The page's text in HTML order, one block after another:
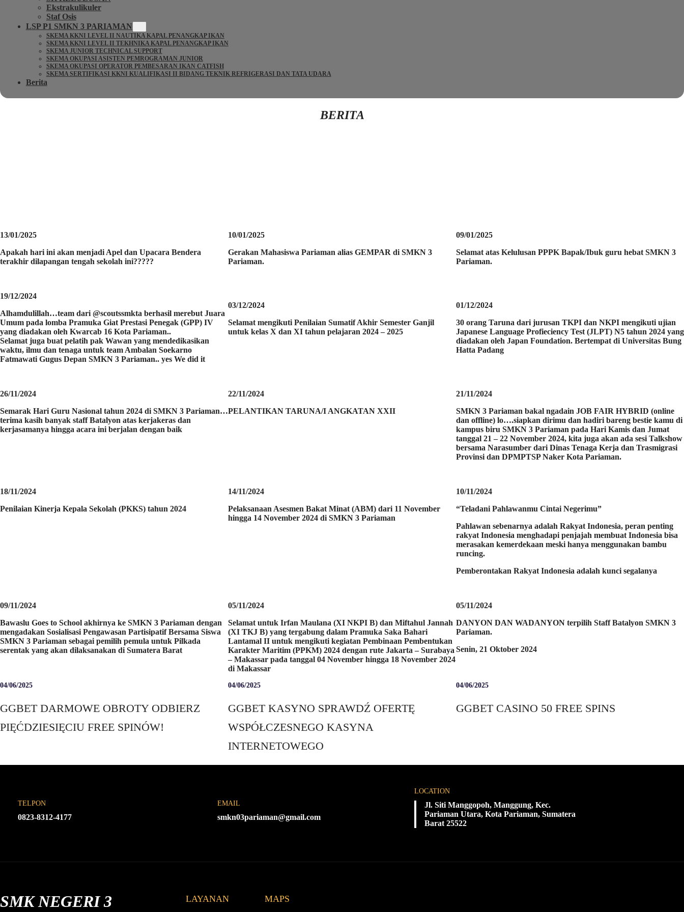
Ekstrakulikuler
Staf Osis
LSP P1 SMKN 3 PARIAMAN
SKEMA KKNI LEVEL II NAUTIKA KAPAL PENANGKAP IKAN
SKEMA KKNI LEVEL II TEKHNIKA KAPAL PENANGKAP IKAN
SKEMA JUNIOR TECHNICAL SUPPORT
SKEMA OKUPASI ASISTEN PEMROGRAMAN JUNIOR
SKEMA OKUPASI OPERATOR PEMBESARAN IKAN CATFISH
SKEMA SERTIFIKASI KKNI KUALIFIKASI II BIDANG TEKNIK REFRIGERASI DAN TATA UDARA
Berita
BERITA
13/01/2025
Apakah hari ini akan menjadi Apel dan Upacara Bendera
terakhir dilapangan tengah sekolah ini?????
19/12/2024
Alhamdulillah…team dari @scoutssmkta berhasil merebut Juara
Umum pada lomba Pramuka Giat Prestasi Penegak (GPP) IV
yang diadakan oleh Kwarcab 16 Kota Pariaman..
Selamat juga buat pelatih pak Wawan yang mendedikasikan
waktu, ilmu dan tenaga untuk team Ambalan Soekarno
Fatmawati Gugus Depan SMKN 3 Pariaman.. yes We did it
10/01/2025
Gerakan Mahasiswa Pariaman alias GEMPAR di SMKN 3
Pariaman.
03/12/2024
Selamat mengikuti Penilaian Sumatif Akhir Semester Ganjil
untuk kelas X dan XI tahun pelajaran 2024 – 2025
09/01/2025
Selamat atas Kelulusan PPPK Bapak/Ibuk guru hebat SMKN 3
Pariaman.
01/12/2024
30 orang Taruna dari jurusan TKPI dan NKPI mengikuti ujian
Japanese Language Profieciency Test (JLPT) N5 tahun 2024 yang
diadakan oleh Japan Foundation. Bertempat di Universitas Bung
Hatta Padang
26/11/2024
Semarak Hari Guru Nasional tahun 2024 di SMKN 3 Pariaman…
terima kasih banyak staff Batalyon atas kerjakeras dan
kerjasamanya hingga acara ini berjalan dengan baik
22/11/2024
PELANTIKAN TARUNA/I ANGKATAN XXII
21/11/2024
SMKN 3 Pariaman bakal ngadain JOB FAIR HYBRID (online
dan offline) lo….siapkan dirimu dan hadiri bareng bestie kamu di
kampus biru SMKN 3 Pariaman pada Hari Kamis dan Jumat
tanggal 21 – 22 November 2024, kita juga akan ada sesi Talkshow
bersama Narasumber dari Dinas Tenaga Kerja dan Trasmigrasi
Provinsi dan DPMPTSP Naker Kota Pariaman.
18/11/2024
Penilaian Kinerja Kepala Sekolah (PKKS) tahun 2024
14/11/2024
Pelaksanaan Asesmen Bakat Minat (ABM) dari 11 November
hingga 14 November 2024 di SMKN 3 Pariaman
10/11/2024
“Teladani Pahlawanmu Cintai Negerimu”
Pahlawan sebenarnya adalah Rakyat Indonesia, peran penting
rakyat Indonesia menghadapi penjajah membuat Indonesia bisa
merasakan kemerdekaan meski hanya menggunakan bambu
runcing.
Pemberontakan Rakyat Indonesia adalah kunci segalanya
09/11/2024
Bawaslu Goes to School akhirnya ke SMKN 3 Pariaman dengan
mengadakan Sosialisasi Pengawasan Partisipatif Bersama Siswa
SMKN 3 Pariaman sebagai pemilih pemula untuk Pilkada
serentak yang akan dilaksanakan di Sumatera Barat
05/11/2024
Selamat untuk Irfan Maulana (XI NKPI B) dan Miftahul Jannah
(XI TKJ B) yang tergabung dalam Pramuka Saka Bahari
Lantamal II untuk mengikuti kegiatan Pembinaan Pembentukan
Karakter Maritim (PPKM) 2024 dengan rute Jakarta – Surabaya
– Makassar pada tanggal 04 November hingga 18 November 2024
di Makassar
05/11/2024
DANYON DAN WADANYON terpilih Staff Batalyon SMKN 3
Pariaman.
Senin, 21 Oktober 2024
04/06/2025
GGBET DARMOWE OBROTY ODBIERZ
PIĘĆDZIESIĘCIU FREE SPINÓW!
04/06/2025
GGBET KASYNO SPRAWDŹ OFERTĘ
WSPÓŁCZESNEGO KASYNA
INTERNETOWEGO
04/06/2025
GGBET CASINO 50 FREE SPINS
TELPON
0823-8312-4177
EMAIL
smkn03pariaman@gmail.com
LOCATION
Jl. Siti Manggopoh, Manggung, Kec.
Pariaman Utara, Kota Pariaman, Sumatera
Barat 25522
SMK NEGERI 3
LAYANAN MAPS